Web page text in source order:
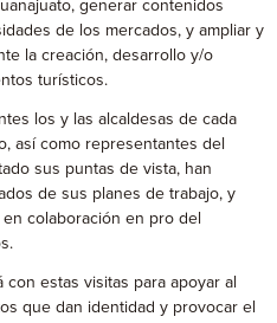
generar contenidos
de los mercados, y ampliar y
la creación, desarrollo y/o
turísticos.
los y las alcaldesas de cada
así como representantes del
sus puntas de vista, han
de sus planes de trabajo, y
colaboración en pro del
con estas visitas para apoyar al
que dan identidad y provocar el